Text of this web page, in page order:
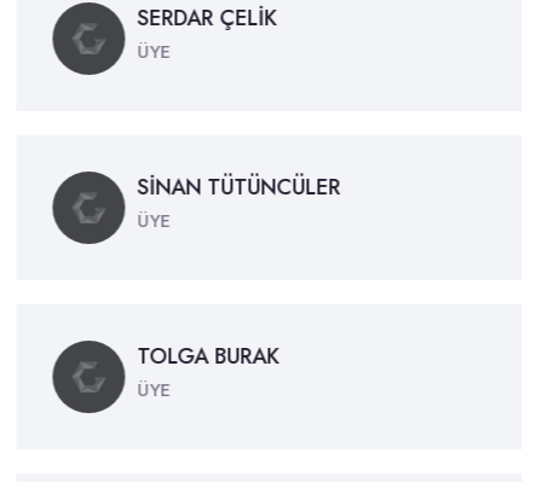
SERDAR ÇELİK
ÜYE
SİNAN TÜTÜNCÜLER
ÜYE
TOLGA BURAK
ÜYE